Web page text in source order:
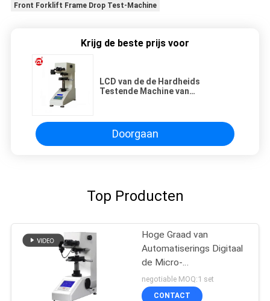
Front Forklift Frame Drop Test-Machine
Krijg de beste prijs voor
LCD van de de Hardheids
Testende Machine van
Doorgaan
Top Producten
Hoge Graad van
Automatiserings Digitaal
de Micro-
Hardheidsmeetapparaat
van Vickers
negotiable MOQ:1 set
CONTACT